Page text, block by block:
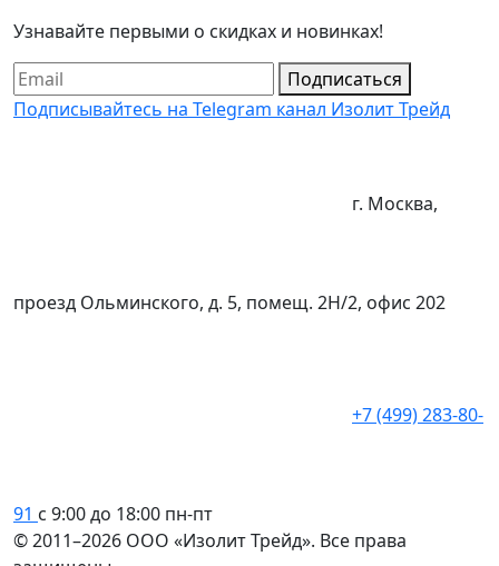
Узнавайте первыми о скидках и новинках!
Подписаться
Подписывайтесь на Telegram канал Изолит Трейд
г. Москва,
проезд Ольминского, д. 5, помещ. 2Н/2, офис 202
+7 (499) 283-80-
91 с 9:00 до 18:00 пн-пт
© 2011–2026 ООО «Изолит Трейд». Все права